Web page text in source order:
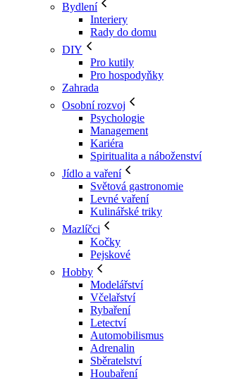
Bydlení
Interiery
Rady do domu
DIY
Pro kutily
Pro hospodyňky
Zahrada
Osobní rozvoj
Psychologie
Management
Kariéra
Spiritualita a náboženství
Jídlo a vaření
Světová gastronomie
Levné vaření
Kulinářské triky
Mazlíčci
Kočky
Pejskové
Hobby
Modelářství
Včelařství
Rybaření
Letectví
Automobilismus
Adrenalin
Sběratelství
Houbaření